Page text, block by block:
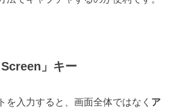
」キー
を入力すると、画面全体ではなく ア